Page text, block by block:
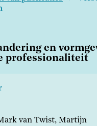
en
professionaliteit
van Twist, Martijn